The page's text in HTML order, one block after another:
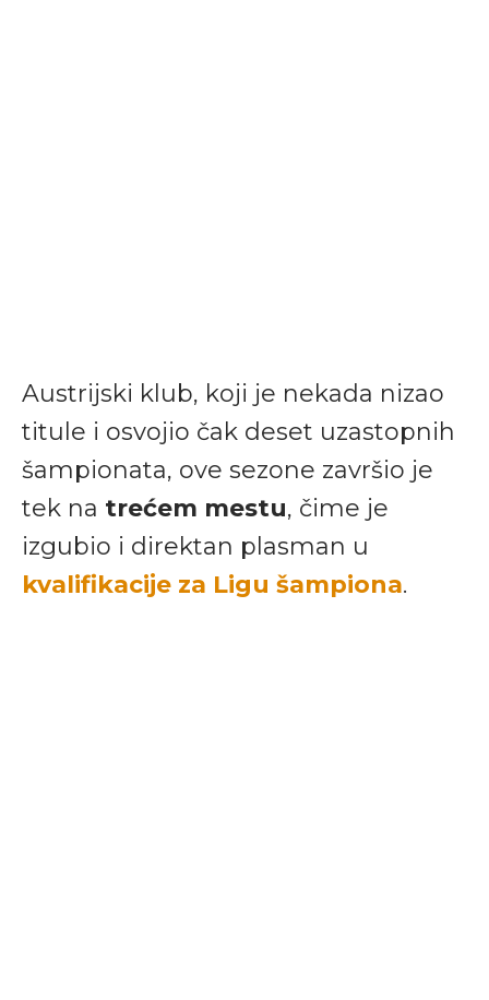
Austrijski klub, koji je nekada nizao
titule i osvojio čak deset uzastopnih
šampionata, ove sezone završio je
tek na trećem mestu, čime je
izgubio i direktan plasman u
kvalifikacije za Ligu šampiona.